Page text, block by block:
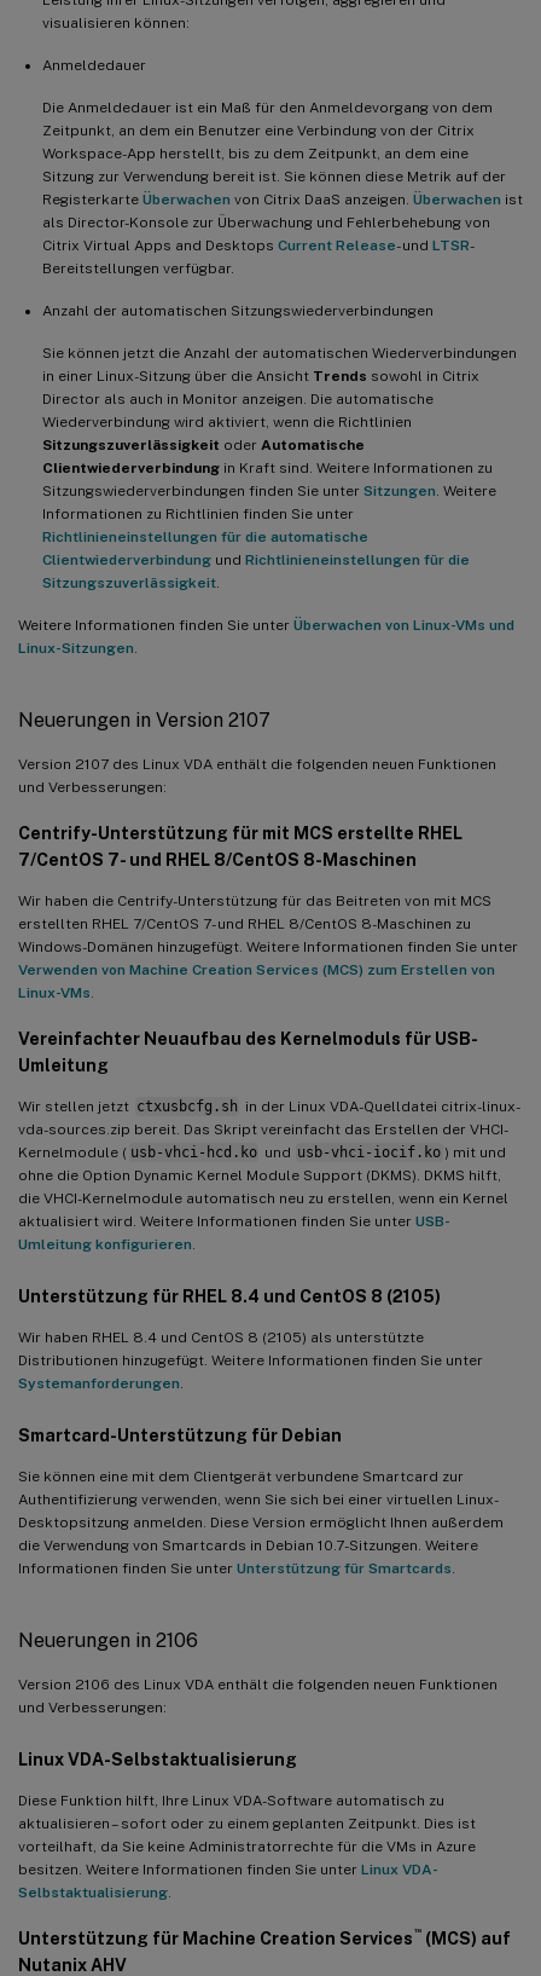
visualisieren können:
Anmeldedauer
Die Anmeldedauer ist ein Maß für den Anmeldevorgang von dem
Zeitpunkt, an dem ein Benutzer eine Verbindung von der Citrix
Workspace-App herstellt, bis zu dem Zeitpunkt, an dem eine
Sitzung zur Verwendung bereit ist. Sie können diese Metrik auf der
Registerkarte Überwachen von Citrix DaaS anzeigen. Überwachen ist
als Director-Konsole zur Überwachung und Fehlerbehebung von
Citrix Virtual Apps and Desktops Current Release- und LTSR-
Bereitstellungen verfügbar.
Anzahl der automatischen Sitzungswiederverbindungen
Sie können jetzt die Anzahl der automatischen Wiederverbindungen
in einer Linux-Sitzung über die Ansicht Trends sowohl in Citrix
Director als auch in Monitor anzeigen. Die automatische
Wiederverbindung wird aktiviert, wenn die Richtlinien
Sitzungszuverlässigkeit oder Automatische
Clientwiederverbindung in Kraft sind. Weitere Informationen zu
Sitzungswiederverbindungen finden Sie unter Sitzungen . Weitere
Informationen zu Richtlinien finden Sie unter
Richtlinieneinstellungen für die automatische
Clientwiederverbindung und Richtlinieneinstellungen für die
Sitzungszuverlässigkeit
Weitere Informationen finden Sie unter Überwachen von Linux-VMs und
Linux-Sitzungen
Neuerungen in Version 2107
Version 2107 des Linux VDA enthält die folgenden neuen Funktionen
und Verbesserungen:
Centrify-Unterstützung für mit MCS erstellte RHEL
7/CentOS 7- und RHEL 8/CentOS 8-Maschinen
Wir haben die Centrify-Unterstützung für das Beitreten von mit MCS
erstellten RHEL 7/CentOS 7- und RHEL 8/CentOS 8-Maschinen zu
Windows-Domänen hinzugefügt. Weitere Informationen finden Sie unter
Verwenden von Machine Creation Services (MCS) zum Erstellen von
Linux-VMs
Vereinfachter Neuaufbau des Kernelmoduls für USB-
Umleitung
Wir stellen jetzt ctxusbcfg.sh in der Linux VDA-Quelldatei citrix-linux-
vda-sources.zip bereit. Das Skript vereinfacht das Erstellen der VHCI-
Kernelmodule ( usb-vhci-hcd.ko und usb-vhci-iocif.ko ) mit und
ohne die Option Dynamic Kernel Module Support (DKMS). DKMS hilft,
die VHCI-Kernelmodule automatisch neu zu erstellen, wenn ein Kernel
aktualisiert wird. Weitere Informationen finden Sie unter USB-
Umleitung konfigurieren
Unterstützung für RHEL 8.4 und CentOS 8 (2105)
Wir haben RHEL 8.4 und CentOS 8 (2105) als unterstützte
Distributionen hinzugefügt. Weitere Informationen finden Sie unter
Systemanforderungen
Smartcard-Unterstützung für Debian
Sie können eine mit dem Clientgerät verbundene Smartcard zur
Authentifizierung verwenden, wenn Sie sich bei einer virtuellen Linux-
Desktopsitzung anmelden. Diese Version ermöglicht Ihnen außerdem
die Verwendung von Smartcards in Debian 10.7-Sitzungen. Weitere
Informationen finden Sie unter Unterstützung für Smartcards
Neuerungen in 2106
Version 2106 des Linux VDA enthält die folgenden neuen Funktionen
und Verbesserungen:
Linux VDA-Selbstaktualisierung
Diese Funktion hilft, Ihre Linux VDA-Software automatisch zu
aktualisieren – sofort oder zu einem geplanten Zeitpunkt. Dies ist
vorteilhaft, da Sie keine Administratorrechte für die VMs in Azure
besitzen. Weitere Informationen finden Sie unter Linux VDA-
Selbstaktualisierung
Unterstützung für Machine Creation Services ™ (MCS) auf
Nutanix AHV